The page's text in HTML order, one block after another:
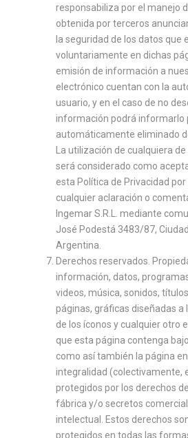
responsabiliza por el manejo
obtenida por terceros
la seguridad de los datos que
voluntariamente en dichas
emisión de información a
electrónico cuentan con la
usuario, y en el caso de no
información podrá informarlo
automáticamente eliminado
La utilización de cualquiera
será considerado como
esta Política de Privacidad
cualquier aclaración o
Ingemar S.R.L. mediante
José Podestá 3483/87,
Argentina.
Derechos reservados.
información, datos,
videos, música, sonidos,
páginas, gráficas diseñadas a
de los íconos y cualquier otro
que esta página contenga
como así también la página
integralidad (colectivamente,
protegidos por los derechos
fábrica y/o secretos
intelectual. Estos derechos
protegidos en todas las